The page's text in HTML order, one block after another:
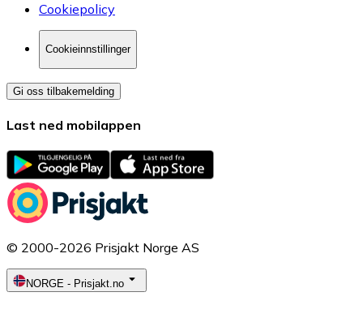
Cookiepolicy
Cookieinnstillinger
Gi oss tilbakemelding
Last ned mobilappen
© 2000-2026 Prisjakt Norge AS
NORGE - Prisjakt.no